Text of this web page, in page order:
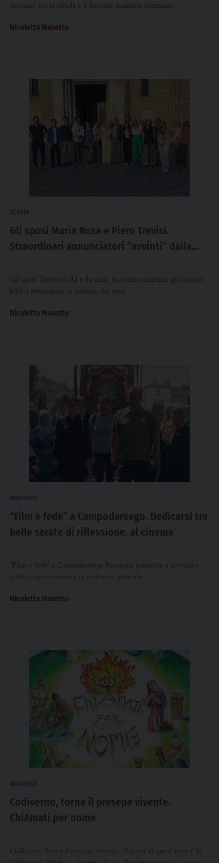
nessuno, tra la strada e il Servizio sanitario nazionale.
Nicoletta Masetto
Gli sposi Maria Rosa e Piero Trevisi.
Straordinari annunciatori “avvinti” dalla
Gli sposi Trevisi di 82 e 86 anni, da trenta animano gli incontri
biblici svelandone la bellezza dei testi
Nicoletta Masetto
“Film e fede” a Campodarsego. Dedicarsi tre
belle serate di riflessione, al cinema
“Film e fede” a Campodarsego Rassegna proposta a giovani e
adulti, con intervento di relatori e dibattito
Nicoletta Masetto
Codiverno, torna il presepe vivente.
ChiAmati per nome
Codiverno Torna il presepe vivente. Il tema di quest’anno è la